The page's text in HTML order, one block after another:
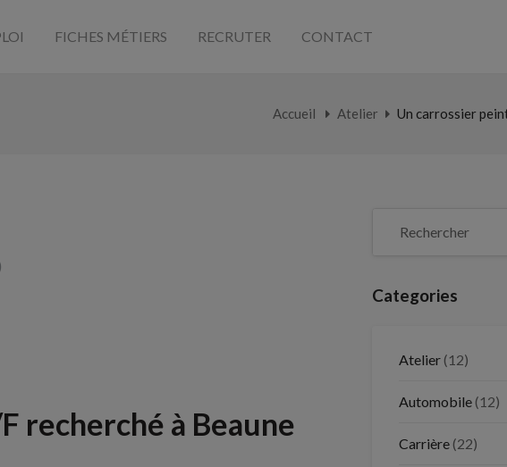
FICHES MÉTIERS RECRUTER CONTACT
Accueil Atelier Un carrossier
recherché à Beaune
Categories
Atelier (12)
Automobile (12)
Carrière (22)